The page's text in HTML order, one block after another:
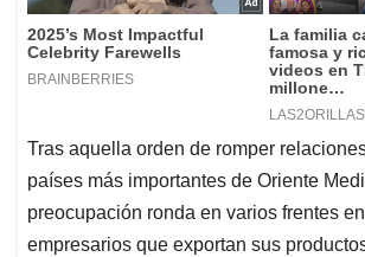
Tras aquella orden de romper
países más importantes de Oriente
preocupación ronda en varios frentes
empresarios que exportan sus